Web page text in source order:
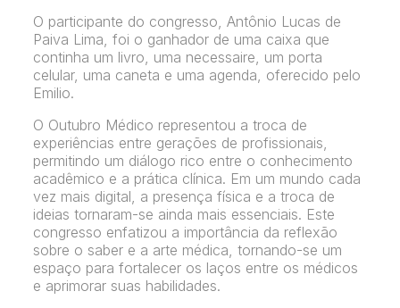
O participante do congresso, Antônio Lucas de
Paiva Lima, foi o ganhador de uma caixa que
continha um livro, uma necessaire, um porta
celular, uma caneta e uma agenda, oferecido pelo
Emilio.
O Outubro Médico representou a troca de
experiências entre gerações de profissionais,
permitindo um diálogo rico entre o conhecimento
acadêmico e a prática clínica. Em um mundo cada
vez mais digital, a presença física e a troca de
ideias tornaram-se ainda mais essenciais. Este
congresso enfatizou a importância da reflexão
sobre o saber e a arte médica, tornando-se um
espaço para fortalecer os laços entre os médicos
e aprimorar suas habilidades.